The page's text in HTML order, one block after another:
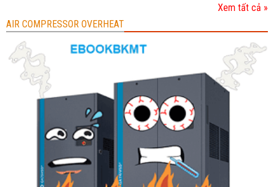
Xem tất cả »
AIR COMPRESSOR OVERHEAT